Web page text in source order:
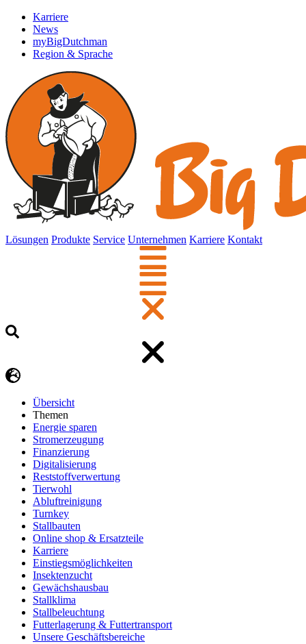
Karriere
News
myBigDutchman
Region & Sprache
Lösungen Produkte Service Unternehmen Karriere Kontakt
Übersicht
Themen
Energie sparen
Stromerzeugung
Finanzierung
Digitalisierung
Reststoffverwertung
Tierwohl
Abluftreinigung
Turnkey
Stallbauten
Online shop & Ersatzteile
Karriere
Einstiegsmöglichkeiten
Insektenzucht
Gewächshausbau
Stallklima
Stallbeleuchtung
Futterlagerung & Futtertransport
Unsere Geschäftsbereiche